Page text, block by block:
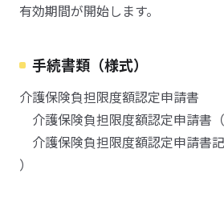
有効期間が開始します。
手続書類（様式）
介護保険負担限度額認定申請書
介護保険負担限度額認定申請書（
介護保険負担限度額認定申請書
）